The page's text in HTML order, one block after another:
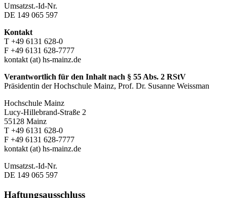
Umsatzst.-Id-Nr.
DE 149 065 597
Kontakt
T +49 6131 628-0
F +49 6131 628-7777
kontakt (at) hs-mainz.de
Verantwortlich für den Inhalt nach § 55 Abs. 2 RStV
Präsidentin der Hochschule Mainz, Prof. Dr. Susanne Weissman
Hochschule Mainz
Lucy-Hillebrand-Straße 2
55128 Mainz
T +49 6131 628-0
F +49 6131 628-7777
kontakt (at) hs-mainz.de
Umsatzst.-Id-Nr.
DE 149 065 597
Haftungsausschluss